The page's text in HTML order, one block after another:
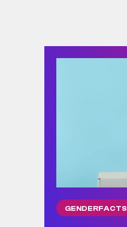
GENDERFACTS